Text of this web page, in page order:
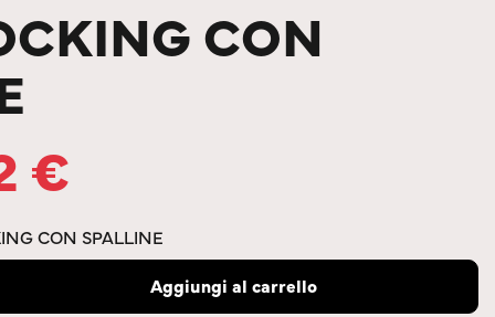
CON
€
CON SPALLINE
Aggiungi al carrello